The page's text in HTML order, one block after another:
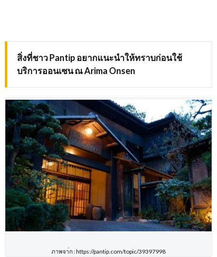
สิ่งที่ชาวPantipอยากแนะนำให้ทราบก่อนใช้
บริการออนเซน ณArima Onsen
ภาพจา่ก : https://pantip.com/topic/39397998